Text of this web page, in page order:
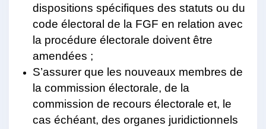
dispositions spécifiques des statuts ou du
code électoral de la FGF en relation avec
la procédure électorale doivent être
amendées ;
S’assurer que les nouveaux membres de
la commission électorale, de la
commission de recours électorale et, le
cas échéant, des organes juridictionnels